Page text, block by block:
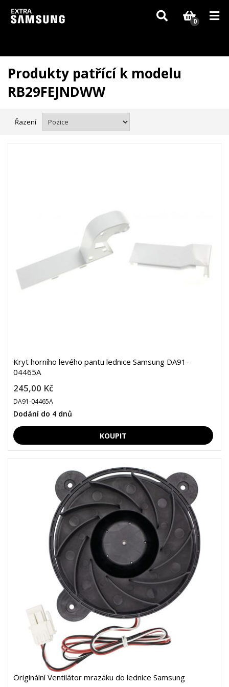
Vzhledem k aktuální situaci se může dodání dílů, které nejsou skladem,
zpozdit. Děkujeme za pochopení.
0
Produkty patřící k modelu
RB29FEJNDWW
Řazení
Kryt horního levého pantu lednice Samsung DA91-
04465A
245,00 Kč
DA91-04465A
Dodání do 4 dnů
Originální Ventilátor mrazáku do lednice Samsung